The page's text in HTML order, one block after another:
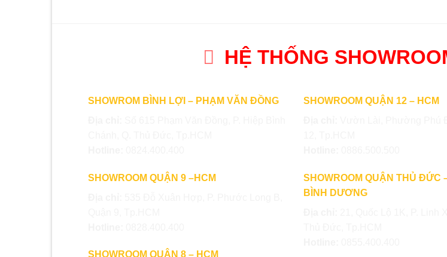
HỆ THỐNG
SHOWROM BÌNH LỢI – PHẠM VĂN ĐỒNG
SHOWROOM QUẬN 9 –HCM
SHOWROOM QUẬN 8 – HCM
SHOWROOM QUẬN 12 – HCM
SHOWROOM QUẬN THỦ ĐỨC
BÌNH DƯƠNG